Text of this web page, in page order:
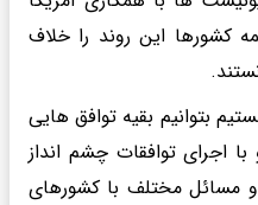
این روند را خلاف
بتوانیم بقیه توافق هایی
اجرای توافقات چشم انداز
و مسائل مختلف با کشورهای